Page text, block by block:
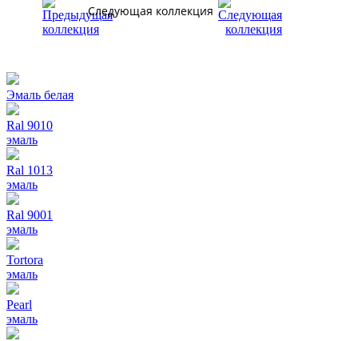
Следующая коллекция
Эмаль белая
Ral 9010
эмаль
Ral 1013
эмаль
Ral 9001
эмаль
Tortora
эмаль
Pearl
эмаль